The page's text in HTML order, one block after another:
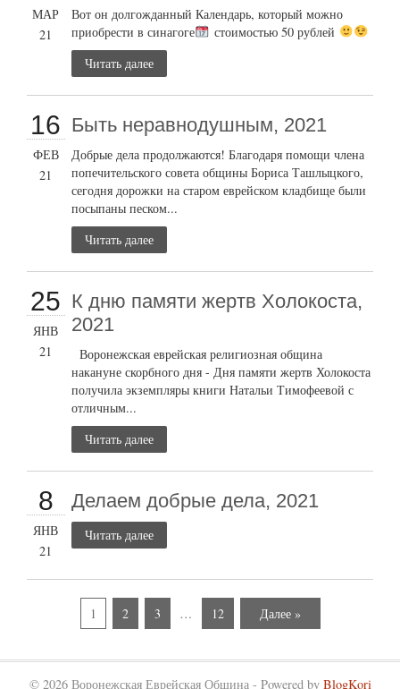
МАР
21
Вот он долгожданный Календарь, который можно
приобрести в синагоге
стоимостью 50 рублей
Читать далее
16
ФЕВ
21
Быть неравнодушным, 2021
Добрые дела продолжаются! Благодаря помощи члена
попечительского совета общины Бориса Ташлыцкого,
сегодня дорожки на старом еврейском кладбище были
посыпаны песком...
Читать далее
25
ЯНВ
21
К дню памяти жертв Холокоста,
2021
Воронежская еврейская религиозная община
накануне скорбного дня - Дня памяти жертв Холокоста
получила экземпляры книги Натальи Тимофеевой с
отличным...
Читать далее
8
ЯНВ
21
Делаем добрые дела, 2021
Читать далее
1 2 3 … 12 Далее »
© 2026 Воронежская Еврейская Община - Powered by BlogKori